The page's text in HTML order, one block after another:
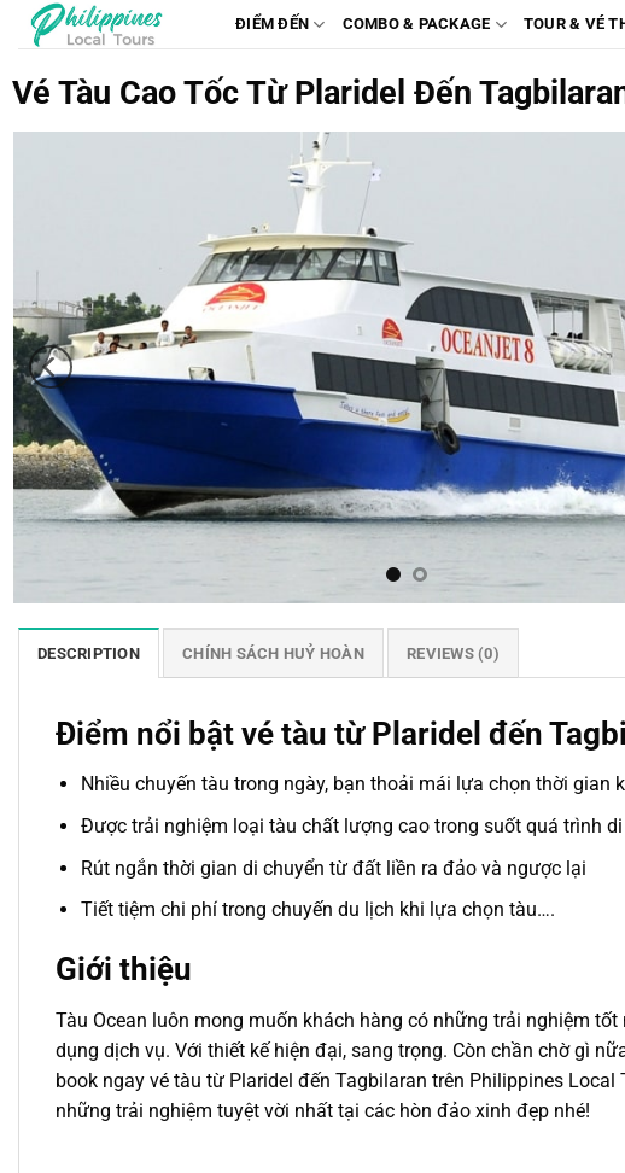
Chuyển
đến
dung
ĐIỂM ĐẾN COMBO & PACKAGE TOUR & VÉ
Vé Tàu Cao Tốc Từ Plaridel Đến
DESCRIPTION CHÍNH SÁCH HUỶ HOÀN REVIEWS (0)
Điểm nổi bật vé tàu từ Plaridel đến
Nhiều chuyến tàu trong ngày, bạn thoải mái lựa chọn thời gian
Được trải nghiệm loại tàu chất lượng cao trong suốt quá trình di
Rút ngắn thời gian di chuyển từ đất liền ra đảo và ngược lại
Tiết tiệm chi phí trong chuyến du lịch khi lựa chọn tàu….
Giới thiệu
Tàu Ocean luôn mong muốn khách hàng có những trải nghiệm tốt
dụng dịch vụ. Với thiết kế hiện đại, sang trọng. Còn chần chờ gì
book ngay vé tàu từ Plaridel đến Tagbilaran trên Philippines Local
những trải nghiệm tuyệt vời nhất tại các hòn đảo xinh đẹp nhé!